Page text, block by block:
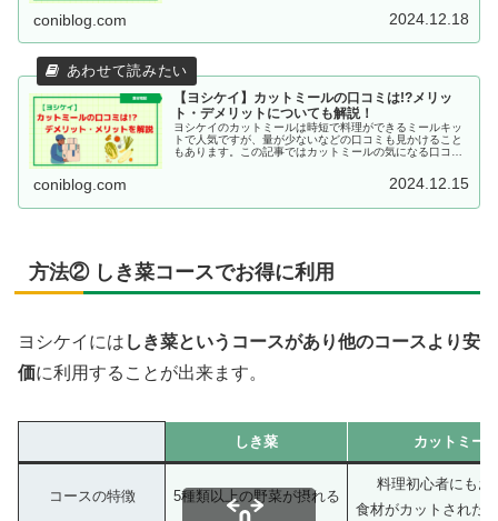
coniblog.com 2024.12.18
【ヨシケイ】カットミールの口コミは!?メリッ
ト・デメリットについても解説！
ヨシケイのカットミールは時短で料理ができるミールキッ
トで人気ですが、量が少ないなどの口コミも見かけること
もあります。この記事ではカットミールの気になる口コミ
coniblog.com 2024.12.15
方法② しき菜コースでお得に利用
ヨシケイには しき菜というコースがあり他のコースより安
価に利用することが出来ます。
しき菜 カットミー
コースの特徴 5種類以上の野菜が摂れる
料理初心者にもお
食材がカットされた